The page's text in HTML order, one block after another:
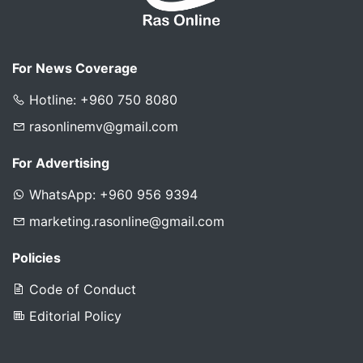
For News Coverage
Hotline: +960 750 8080
rasonlinemv@gmail.com
For Advertising
WhatsApp: +960 956 9394
marketing.rasonline@gmail.com
Policies
Code of Conduct
Editorial Policy